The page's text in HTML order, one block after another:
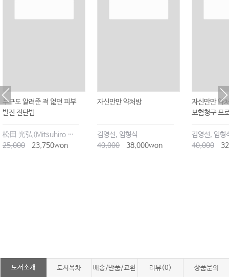
누구도 알려준 적 없던 피부
발진 진단법
松田 光弘(Mitsuhiro Matsuda)
25,000
23,750won
자신만만 약처방
김영설, 임형식
40,000
38,000won
자신만만 약
보험청구 프
김영설, 임형
40,000
도서소개 도서목차 배송/반품/교환 리뷰(0) 상품문의